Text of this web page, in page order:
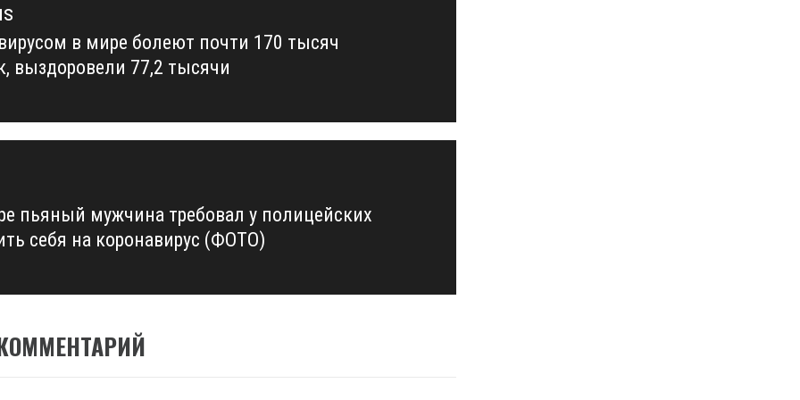
в мире болеют почти 170 тысяч
выздоровели 77,2 тысячи
пьяный мужчина требовал у полицейских
себя на коронавирус (ФОТО)